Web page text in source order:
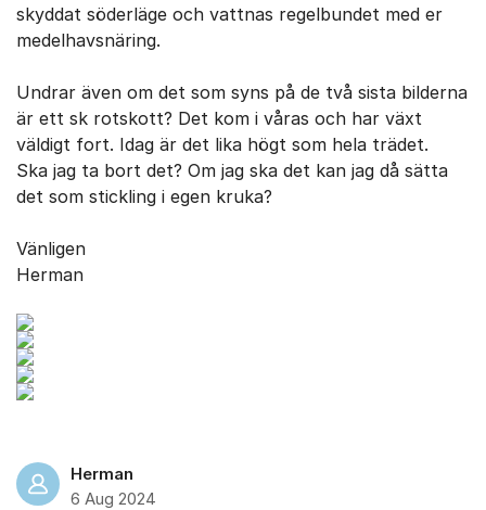
skyddat söderläge och vattnas regelbundet med er
medelhavsnäring.
Undrar även om det som syns på de två sista bilderna
är ett sk rotskott? Det kom i våras och har växt
väldigt fort. Idag är det lika högt som hela trädet.
Ska jag ta bort det? Om jag ska det kan jag då sätta
det som stickling i egen kruka?
Vänligen
Herman
Herman
6 Aug 2024